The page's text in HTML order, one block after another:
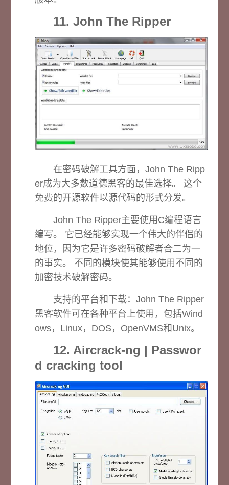
11. John The Ripper
在密码破解工具方面，John The Ripp
er成为大多数道德黑客的最佳选择。 这个
免费的开源软件以源代码的形式分发。
John The Ripper主要使用C编程语言
编写。 它已经能够实现一个伟大的伴侣的
地位，因为它是许多密码破解者合二为一
的事实。 不同的模块使其能够使用不同的
加密技术破解密码。
支持的平台和下载：John The Ripper
黑客软件可在各种平台上使用，包括Wind
ows，Linux，DOS，OpenVMS和Unix。
12. Aircrack-ng | Passwor
d cracking tool